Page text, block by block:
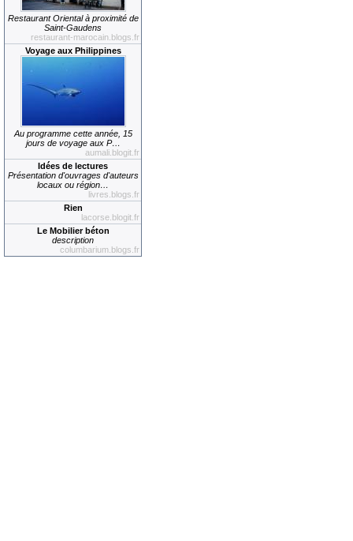
Restaurant Oriental à proximité de
Saint-Gaudens
restaurant-marocain.blogs.fr
Voyage aux Philippines
Au programme cette année, 15
jours de voyage aux P…
aumali.blogit.fr
Idées de lectures
Présentation d'ouvrages d'auteurs
locaux ou région…
livres.blogs.fr
Rien
lacorse.blogit.fr
Le Mobilier béton
description
columbarium.blogs.fr